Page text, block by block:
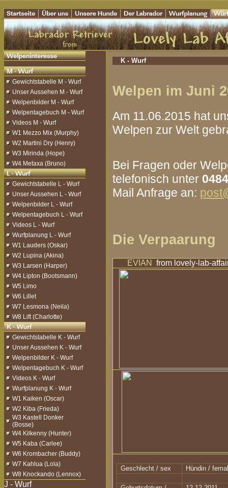
Gewichtstabelle M - Wurf
Unser Aussehen M - Wurf
Welpenbilder M - Wurf
Welpentagebuch M - Wurf
Videos M - Wurf
W1 Mezzo Mix (Murphy)
W2 Martini Dry (Henry)
W3 Mirinda (Hope)
W4 Metaxa (Bruno)
Gewichtstabelle L - Wurf
Unser Aussehen L - Wurf
Welpenbilder L - Wurf
Welpentagebuch L - Wurf
Videos L - Wurf
Wurfplanung L - Wurf
W1 Lauders (Oskar)
W2 Lupina (Akina)
W3 Larsen (Harper)
W4 Lipton (Bootsmann)
W5 Limo
W6 Lillet
W7 Lesmona (Neila)
W8 Lift (Charlotte)
Gewichtstabelle K - Wurf
Unser Aussehen K - Wurf
Welpenbilder K - Wurf
Welpentagebuch K - Wurf
Videos K - Wurf
Wurfplanung K - Wurf
W1 Kaiken (Oscar)
W2 Kiba (Frieda)
W3 Kastell Donker
(Bosse)
W4 Kilkenny (Hunter)
W5 Kaba (Carlee)
W6 Krombacher (Buddy)
W7 Kahlua (Lola)
W8 Knockando (Lennox)
K - Wurf
Welpen im Juni
Am 11.06.2015 hat
Welpen zur Welt
Bei Fragen oder
telefonisch unter
Mail Anfrage an:
Die Verpaarung
EVIAN from lovely-lab-
Geschlecht / sex Hündin /